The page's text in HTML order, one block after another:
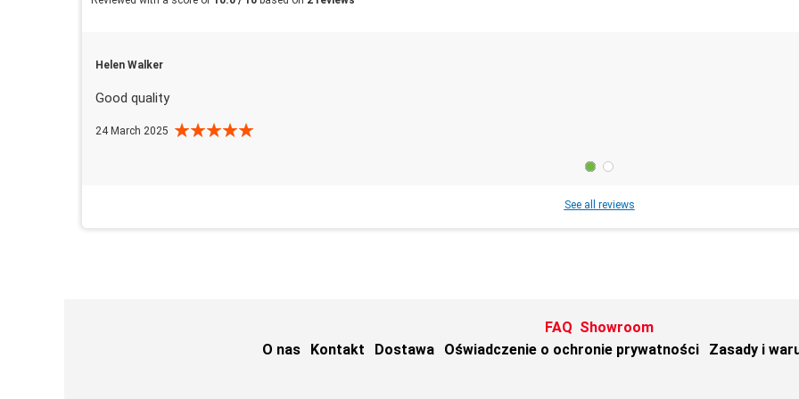
Helen Walker
Good quality
24 March 2025
See all reviews
FAQ Showroom
O nas
Kontakt Dostawa Oświadczenie o ochronie prywatności Zasady i